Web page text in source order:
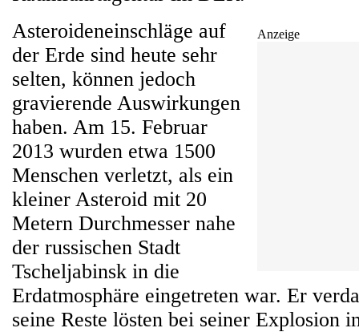
Anzeige
Asteroideneinschläge auf
der Erde sind heute sehr
selten, können jedoch
gravierende Auswirkungen
haben. Am 15. Februar
2013 wurden etwa 1500
Menschen verletzt, als ein
kleiner Asteroid mit 20
Metern Durchmesser nahe
der russischen Stadt
Tscheljabinsk in die
Erdatmosphäre eingetreten war. Er
seine Reste lösten bei seiner Explosion